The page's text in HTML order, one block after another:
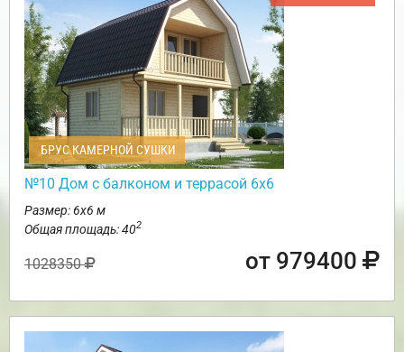
БРУС КАМЕРНОЙ СУШКИ
№10 Дом с балконом и террасой 6х6
Размер: 6х6 м
Общая площадь: 402
1028350 от 979400